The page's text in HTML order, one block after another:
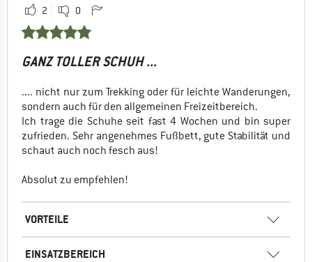
2 0
GANZ TOLLER SCHUH ...
.... nicht nur zum Trekking oder für leichte Wanderungen,
sondern auch für den allgemeinen Freizeitbereich.
Ich trage die Schuhe seit fast 4 Wochen und bin super
zufrieden. Sehr angenehmes Fußbett, gute Stabilität und
schaut auch noch fesch aus!
Absolut zu empfehlen!
VORTEILE
EINSATZBEREICH